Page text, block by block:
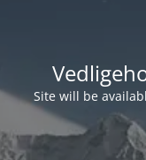
Site will be